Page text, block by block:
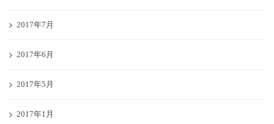
2017年7月
2017年6月
2017年5月
2017年1月